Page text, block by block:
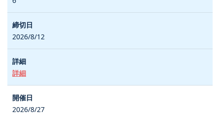
2026/8/12
詳細
2026/8/27